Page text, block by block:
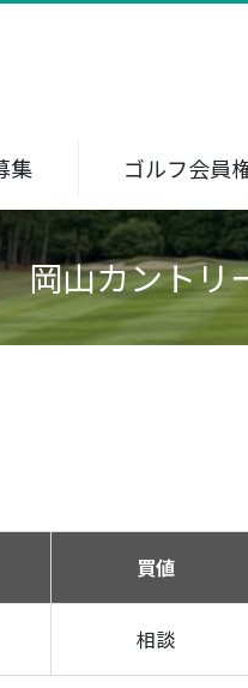
集 ゴルフ会員
岡山カントリ
買値
相談